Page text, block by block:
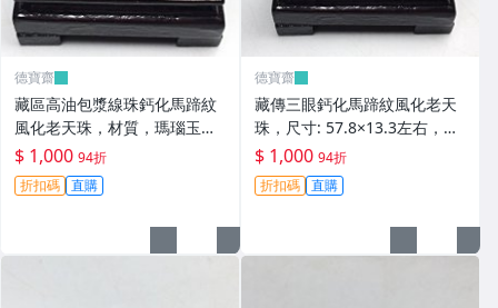
德寶齋
藏區高油包漿線珠鈣化馬蹄紋
風化老天珠，材質，瑪瑙玉
髓，尺寸：49.4×13左 天珠 瑪
瑙 硃砂【德寶齋】408
$ 1,000 94折
折扣碼 直購
德寶齋
藏傳三眼鈣化馬蹄紋風化老天
珠，尺寸: 57.8×13.3左右，材
質：瑪瑙，玉髓， 天珠 瑪瑙
硃砂【德寶齋】407
$ 1,000 94折
折扣碼 直購